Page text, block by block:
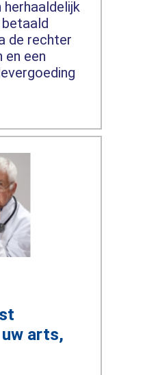
herhaaldelijk
de rechter
een
arts,